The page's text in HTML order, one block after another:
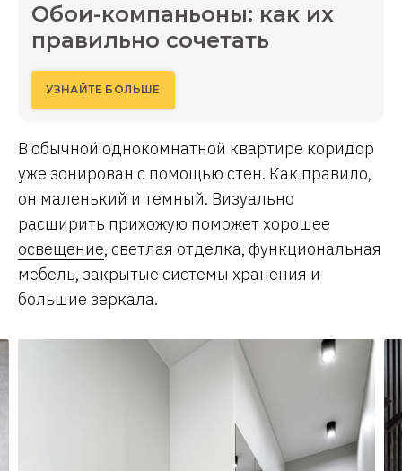
Обои-компаньоны: как их
правильно сочетать
УЗНАЙТЕ БОЛЬШЕ
В обычной однокомнатной квартире коридор
уже зонирован с помощью стен. Как правило,
он маленький и темный. Визуально
расширить прихожую поможет хорошее
освещение, светлая отделка, функциональная
мебель, закрытые системы хранения и
большие зеркала.